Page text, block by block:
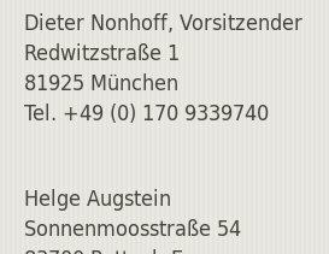
Dieter Nonhoff, Vorsitzender
Redwitzstraße 1
81925 München
Tel. +49 (0) 170 9339740
Helge Augstein
Sonnenmoosstraße 54